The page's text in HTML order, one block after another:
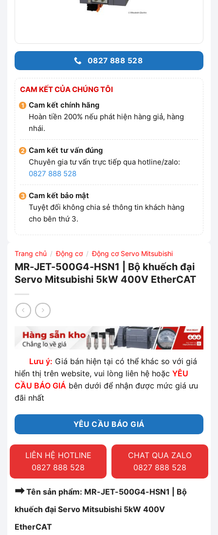
0827 888 528
CAM KẾT CỦA CHÚNG TÔI
Cam kết chính hãng
Hoàn tiền 200% nếu phát hiện hàng giả, hàng
nhái.
Cam kết tư vấn đúng
Chuyên gia tư vấn trực tiếp qua hotline/zalo:
0827 888 528
Cam kết bảo mật
Tuyệt đối không chia sẻ thông tin khách hàng
cho bên thứ 3.
Trang chủ / Động cơ / Động cơ Servo Mitsubishi
MR-JET-500G4-HSN1 | Bộ khuếch đại
Servo Mitsubishi 5kW 400V EtherCAT
Lưu ý: Giá bán hiện tại có thể khác so với giá
hiển thị trên website, vui lòng liên hệ hoặc YÊU
CẦU BÁO GIÁ bên dưới để nhận được mức giá ưu
đãi nhất
YÊU CẦU BÁO GIÁ
LIÊN HỆ HOTLINE
0827 888 528
CHAT QUA ZALO
0827 888 528
➡Tên sản phẩm: MR-JET-500G4-HSN1 | Bộ
khuếch đại Servo Mitsubishi 5kW 400V
EtherCAT